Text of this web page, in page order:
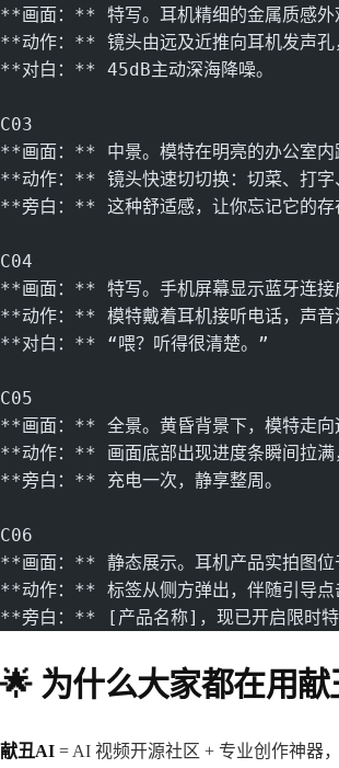
**画面：** 特写。耳机精细的金属质感外
**动作：** 镜头由远及近推向耳机发声孔
**对白：** 45dB主动深海降噪。
C03
**画面：** 中景。模特在明亮的办公室内
**动作：** 镜头快速切切换：切菜、打字
**旁白：** 这种舒适感，让你忘记它的存
C04
**画面：** 特写。手机屏幕显示蓝牙连接
**动作：** 模特戴着耳机接听电话，声音
**对白：** “喂？听得很清楚。”
C05
**画面：** 全景。黄昏背景下，模特走向
**动作：** 画面底部出现进度条瞬间拉满
**旁白：** 充电一次，静享整周。
C06
**画面：** 静态展示。耳机产品实拍图位
**动作：** 标签从侧方弹出，伴随引导点
**旁白：** [产品名称]，现已开启限时特
🌟 为什么大家都在用献
献丑AI = AI 视频开源社区 + 专业创作神器